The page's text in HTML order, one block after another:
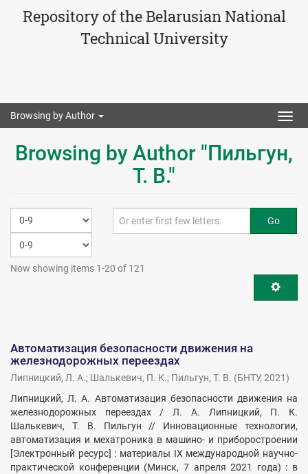
Repository of the Belarusian National
Technical University
Browsing by Author
Browsing by Author "Пильгун,
Т. В."
Go
Now showing items 1-20 of 121
Автоматизация безопасности движения на
железнодорожных переездах
Липницкий, Л. А.; Шалькевич, П. К.; Пильгун, Т. В. (БНТУ, 2021)
Липницкий, Л. А. Автоматизация безопасности движения на
железнодорожных переездах / Л. А. Липницкий, П. К.
Шалькевич, Т. В. Пильгун // Инновационные технологии,
автоматизация и мехатроника в машино- и приборостроении
[Электронный ресурс] : материалы IХ международной научно-
практической конференции (Минск, 7 апреля 2021 года) : в